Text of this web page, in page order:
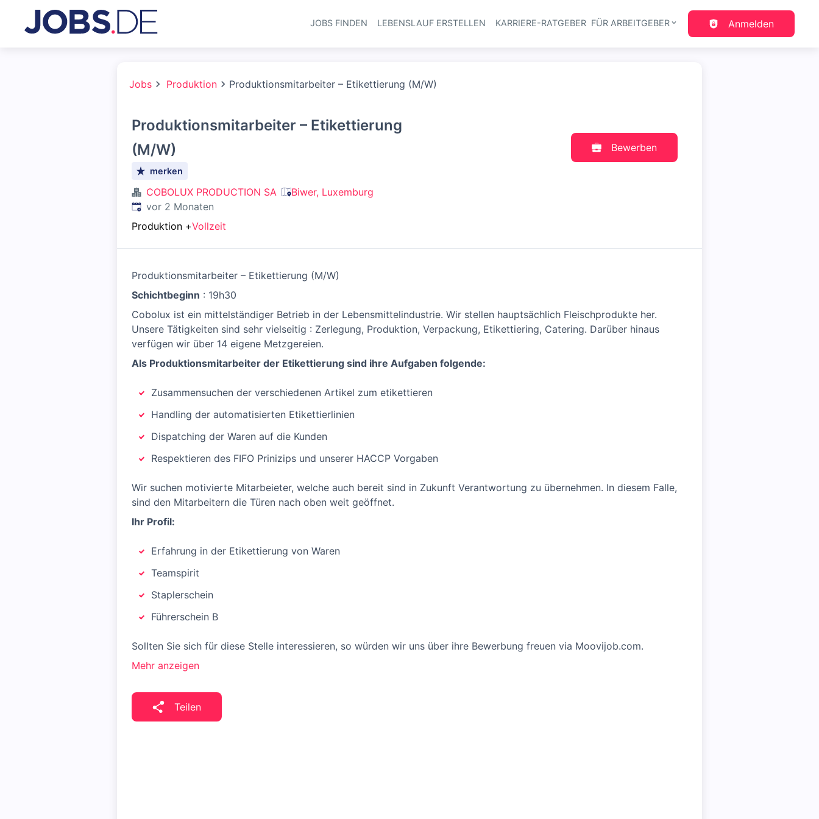
Haupt-Navigation
JOBS FINDEN LEBENSLAUF ERSTELLEN KARRIERE-RATGEBER FÜR ARBEITGEBER Anmelden
Jobs Produktion Produktionsmitarbeiter – Etikettierung (M/W)
Produktionsmitarbeiter – Etikettierung
(M/W)
merken
COBOLUX PRODUCTION SA
Biwer, Luxemburg
Veröffentlicht:
vor 2 Monaten
Produktion +Vollzeit
Bewerben
Produktionsmitarbeiter – Etikettierung (M/W)
Schichtbeginn : 19h30
Cobolux ist ein mittelständiger Betrieb in der Lebensmittelindustrie. Wir stellen hauptsächlich Fleischprodukte her.
Unsere Tätigkeiten sind sehr vielseitig : Zerlegung, Produktion, Verpackung, Etikettiering, Catering. Darüber hinaus
verfügen wir über 14 eigene Metzgereien.
Als Produktionsmitarbeiter der Etikettierung sind ihre Aufgaben folgende:
Zusammensuchen der verschiedenen Artikel zum etikettieren
Handling der automatisierten Etikettierlinien
Dispatching der Waren auf die Kunden
Respektieren des FIFO Prinizips und unserer HACCP Vorgaben
Wir suchen motivierte Mitarbeieter, welche auch bereit sind in Zukunft Verantwortung zu übernehmen. In diesem Falle,
sind den Mitarbeitern die Türen nach oben weit geöffnet.
Ihr Profil:
Erfahrung in der Etikettierung von Waren
Teamspirit
Staplerschein
Führerschein B
Sollten Sie sich für diese Stelle interessieren, so würden wir uns über ihre Bewerbung freuen via Moovijob.com.
Mehr anzeigen
Teilen